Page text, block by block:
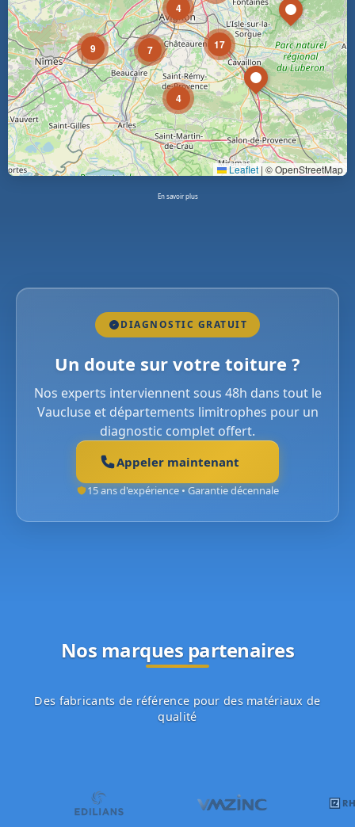
4
9 7
4
17
Leaflet | © OpenStreetMap
En savoir plus
DIAGNOSTIC GRATUIT
Un doute sur votre toiture ?
Nos experts interviennent sous 48h dans tout le
Vaucluse et départements limitrophes pour un
diagnostic complet offert.
Appeler maintenant
15 ans d'expérience • Garantie décennale
Nos marques partenaires
Des fabricants de référence pour des matériaux de
qualité